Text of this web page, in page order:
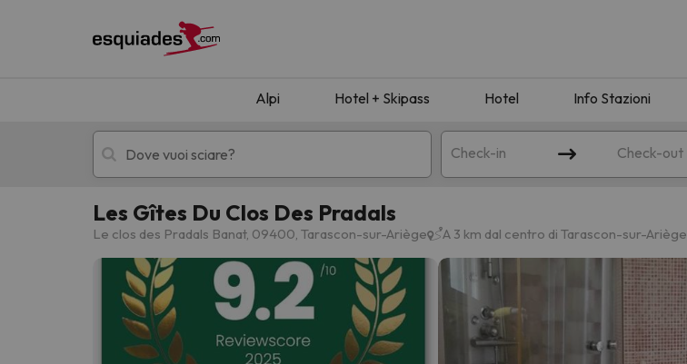
Alpi Hotel + Skipass Hotel Info Stazioni
Check-in Check-out
Hotel + skipass Hotel di montagna
Les Gîtes Du Clos Des Pradals
Le clos des Pradals Banat, 09400, Tarascon-sur-Ariège A 3 km dal centro di Tarascon-sur-Ariège